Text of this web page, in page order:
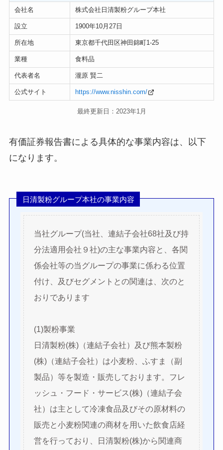
会社名 株式会社日清製粉グループ本社
設立 1900年10月27日
所在地 東京都千代田区神田錦町1-25
業種 食料品
代表者名 瀧原 賢二
公式サイト https://www.nisshin.com/
最終更新日：2023年1月
有価証券報告書による具体的な事業内容は、以下
になります。
日清製粉グループ本社の事業内容
当社グループ(当社、連結子会社68社及び持
分法適用会社９社)の主な事業内容と、各関
係会社等の当グループの事業に係わる位置
付け、及びセグメントとの関連は、次のと
おりであります
(1)製粉事業
日清製粉(株)（連結子会社）及び熊本製粉
(株)（連結子会社）は小麦粉、ふすま（副
製品）等を製造・販売しております。フレ
ッシュ・フード・サービス(株)（連結子会
社）は主として冷凍食品及びその原材料の
販売と小麦粉関連の商材を用いた飲食店経
営を行っており、日清製粉(株)から関連商